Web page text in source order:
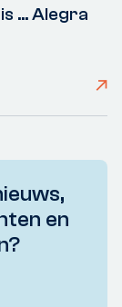
... Alegra
en